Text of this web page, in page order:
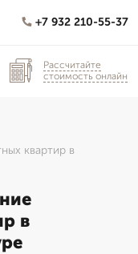
+7 932 210-55-37
Рассчитайте
стоимость онлайн
квартир в
в